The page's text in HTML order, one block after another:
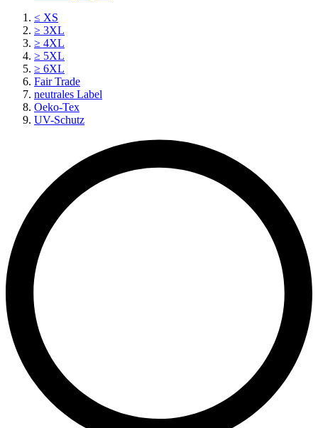
≤ XS
≥ 3XL
≥ 4XL
≥ 5XL
≥ 6XL
Fair Trade
neutrales Label
Oeko-Tex
UV-Schutz